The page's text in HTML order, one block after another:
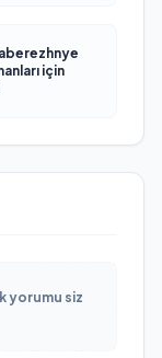
için
yorumu siz